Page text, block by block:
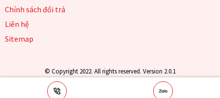
Chính sách đổi trả
Liên hệ
Sitemap
© Copyright 2022. All rights reserved. Version 2.0.1